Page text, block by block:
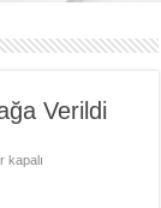
Verildi
kapalı